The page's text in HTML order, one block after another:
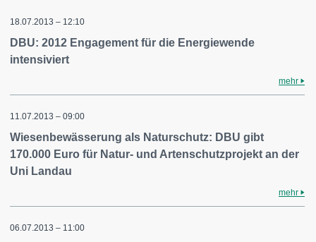
18.07.2013 – 12:10
DBU: 2012 Engagement für die Energiewende
intensiviert
mehr
11.07.2013 – 09:00
Wiesenbewässerung als Naturschutz: DBU gibt
170.000 Euro für Natur- und Artenschutzprojekt an der
Uni Landau
mehr
06.07.2013 – 11:00